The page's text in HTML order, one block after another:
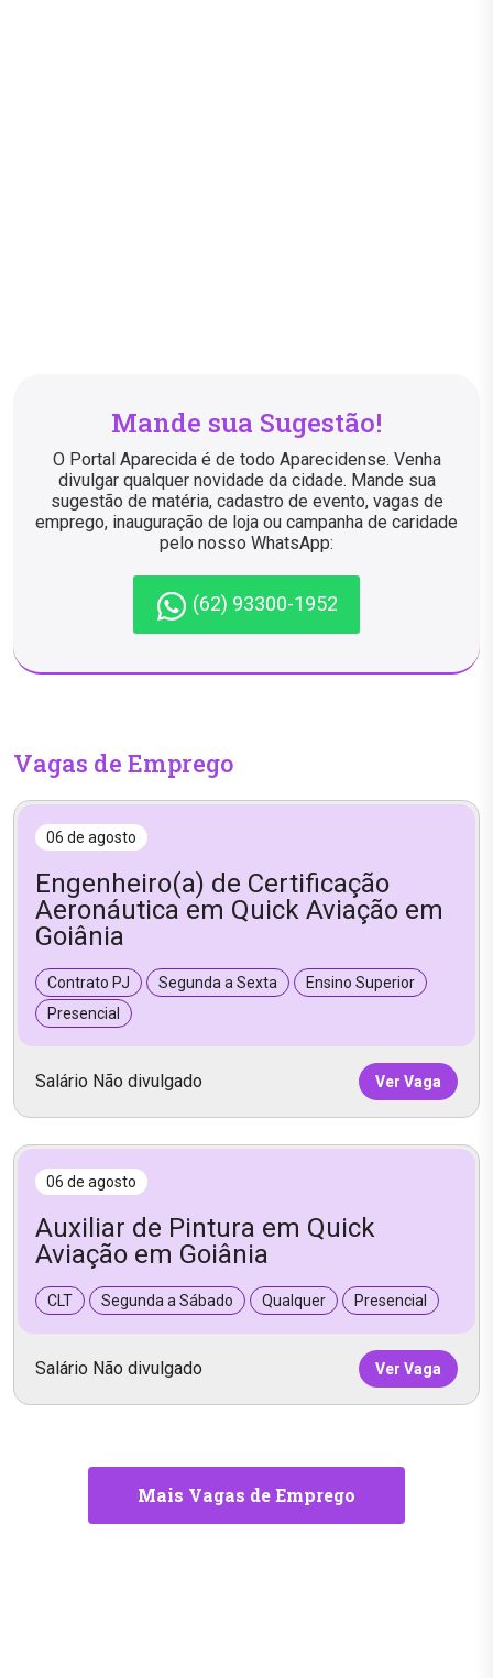
Mande sua Sugestão!
O Portal Aparecida é de todo Aparecidense. Venha
divulgar qualquer novidade da cidade. Mande sua
sugestão de matéria, cadastro de evento, vagas de
emprego, inauguração de loja ou campanha de caridade
pelo nosso WhatsApp:
(62) 93300-1952
Vagas de Emprego
06 de agosto
Engenheiro(a) de Certificação
Aeronáutica em Quick Aviação em
Goiânia
Contrato PJ Segunda a Sexta
Ensino Superior
Presencial
Salário Não divulgado Ver Vaga
06 de agosto
Auxiliar de Pintura em Quick
Aviação em Goiânia
CLT Segunda a Sábado Qualquer Presencial
Salário Não divulgado Ver Vaga
Mais Vagas de Emprego